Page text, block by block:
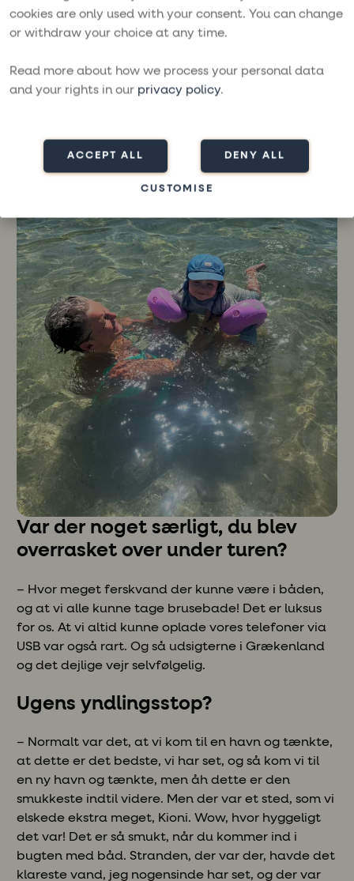
cookies are only used with your consent. You can change
or withdraw your choice at any time.
Read more about how we process your personal data
and your rights in our privacy policy.
ACCEPT ALL DENY ALL
CUSTOMISE
Var der noget særligt, du blev
overrasket over under turen?
– Hvor meget ferskvand der kunne være i båden,
og at vi alle kunne tage brusebade! Det er luksus
for os. At vi altid kunne oplade vores telefoner via
USB var også rart. Og så udsigterne i Grækenland
og det dejlige vejr selvfølgelig.
Ugens yndlingsstop?
– Normalt var det, at vi kom til en havn og tænkte,
at dette er det bedste, vi har set, og så kom vi til
en ny havn og tænkte, men åh dette er den
smukkeste indtil videre. Men der var et sted, som vi
elskede ekstra meget, Kioni. Wow, hvor hyggeligt
det var! Det er så smukt, når du kommer ind i
bugten med båd. Stranden, der var der, havde det
klareste vand, jeg nogensinde har set, og der var